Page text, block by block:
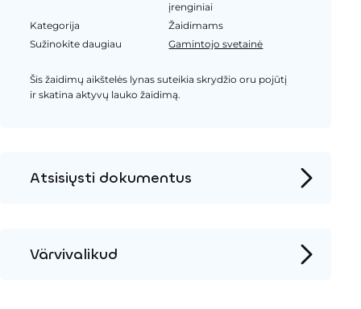
įrenginiai
Kategorija
Žaidimams
Sužinokite daugiau
Gamintojo svetainė
Šis žaidimų aikštelės lynas suteikia skrydžio oru pojūtį
ir skatina aktyvų lauko žaidimą.
Atsisiųsti dokumentus
Värvivalikud